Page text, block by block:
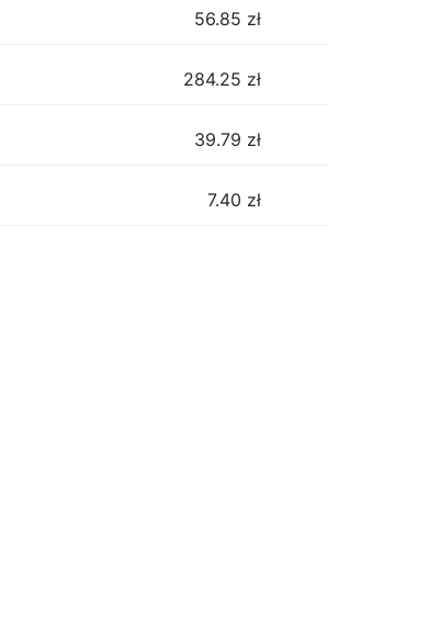
56.85 zł
284.25 zł
39.79 zł
7.40 zł